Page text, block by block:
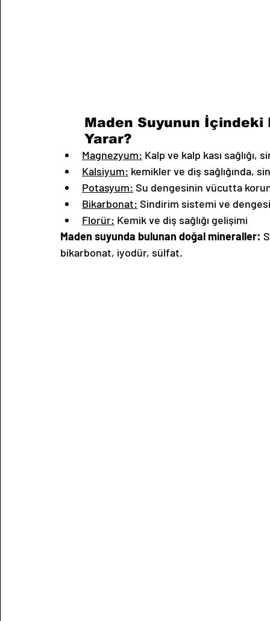
Maden Suyunun
Yarar?
Magnezyum: Kalp ve kalp kası sağlığı,
Kalsiyum: kemikler ve diş sağlığında,
Potasyum: Su dengesinin vücutta
Bikarbonat: Sindirim sistemi ve dengesi
Florür: Kemik ve diş sağlığı gelişimi
Maden suyunda bulunan doğal mineraller:
bikarbonat, iyodür, sülfat.